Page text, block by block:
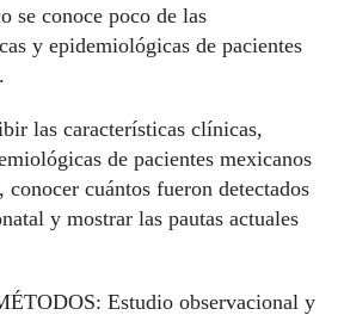
se conoce poco de las
y epidemiológicas de pacientes
las características clínicas,
de pacientes mexicanos
cuántos fueron detectados
y mostrar las pautas actuales
Estudio observacional y